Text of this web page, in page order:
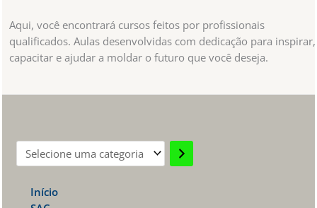
Aqui, você encontrará cursos feitos por profissionais
qualificados. Aulas desenvolvidas com dedicação para inspirar,
capacitar e ajudar a moldar o futuro que você deseja.
Selecione
categoria
Início